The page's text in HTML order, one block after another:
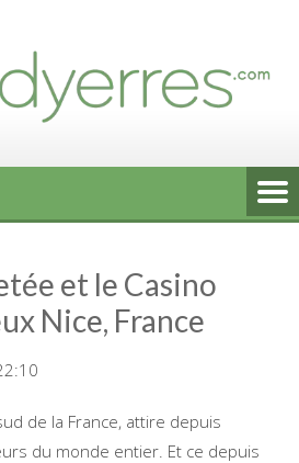
et le Casino
Nice, France
de la France, attire depuis
du monde entier. Et ce depuis